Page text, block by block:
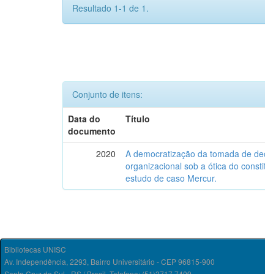
Resultado 1-1 de 1.
Conjunto de itens:
Data do
documento
Título
2020
A democratização da tomada de
organizacional sob a ótica do
estudo de caso Mercur.
Bibliotecas UNISC
Av. Independência, 2293, Bairro Universitário - CEP 96815-900